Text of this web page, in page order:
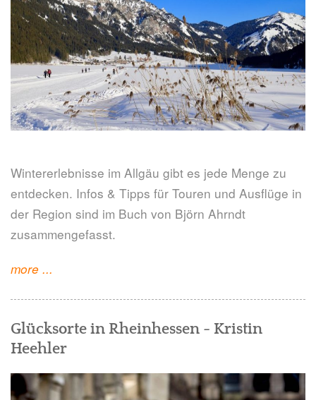
Wintererlebnisse im Allgäu gibt es jede Menge zu
entdecken. Infos & Tipps für Touren und Ausflüge in
der Region sind im Buch von Björn Ahrndt
zusammengefasst.
more
-
Infos
&
Tipps"
...
Glücksorte in Rheinhessen - Kristin
Heehler